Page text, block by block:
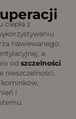
ciepła z
nawiewanego.
a
od szczelności
nieszczelności,
i